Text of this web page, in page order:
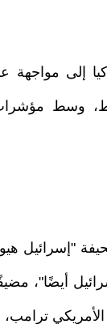
إلى مواجهة
وسط
أيضًا"،